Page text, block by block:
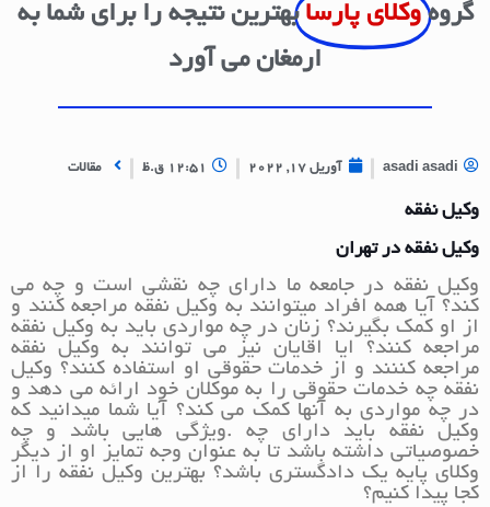
گروه وکلای پارسا بهترین نتیجه را برای شما به
ارمغان می آورد
asadi asadi آوریل 17, 2022 12:51 ق.ظ مقالات
وکیل نفقه
وکیل نفقه در تهران
وکیل نفقه در جامعه ما دارای چه نقشی است و چه می
کند؟ آیا همه افراد میتوانند به وکیل نفقه مراجعه کنند و
از او کمک بگیرند؟ زنان در چه مواردی باید به وکیل نفقه
مراجعه کنند؟ ایا اقایان نیز می توانند به وکیل نفقه
مراجعه کننند و از خدمات حقوقی او استفاده کنند؟ وکیل
نفقه چه خدمات حقوقی را به موکلان خود ارائه می دهد و
در چه مواردی به آنها کمک می کند؟ آیا شما میدانید که
وکیل نفقه باید دارای چه .ویژگی هایی باشد و چه
خصوصیاتی داشته باشد تا به عنوان وجه تمایز او از دیگر
وکلای پایه یک دادگستری باشد؟ بهترین وکیل نفقه را از
کجا پیدا کنیم؟